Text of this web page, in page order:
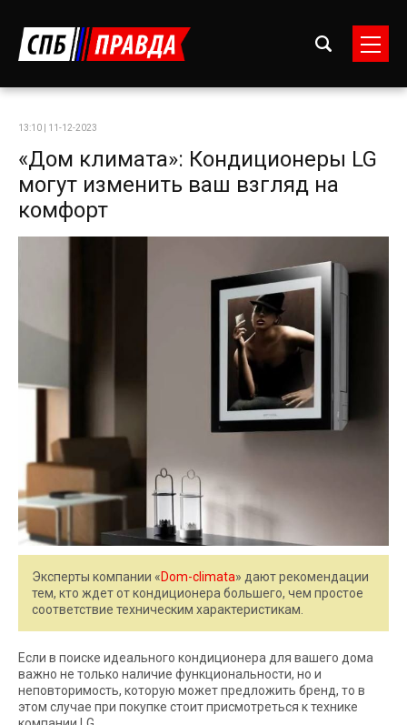
13:10 | 11-12-2023
«Дом климата»: Кондиционеры LG
могут изменить ваш взгляд на
комфорт
Эксперты компании «Dom-climata» дают рекомендации
тем, кто ждет от кондиционера большего, чем простое
соответствие техническим характеристикам.
Если в поиске идеального кондиционера для вашего дома
важно не только наличие функциональности, но и
неповторимость, которую может предложить бренд, то в
этом случае при покупке стоит присмотреться к технике